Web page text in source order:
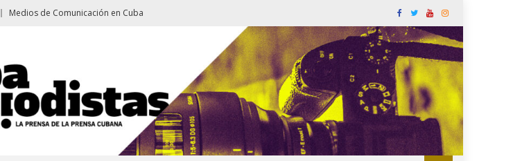
Medios de Comunicación en Cuba